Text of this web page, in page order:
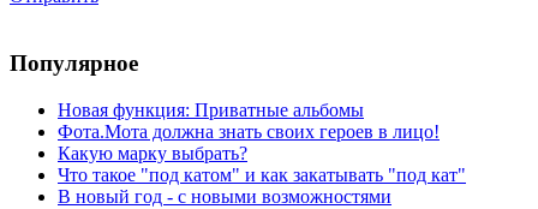
Популярное
Новая функция: Приватные альбомы
Фота.Мота должна знать своих героев в лицо!
Какую марку выбрать?
Что такое "под катом" и как закатывать "под кат"
В новый год - с новыми возможностями